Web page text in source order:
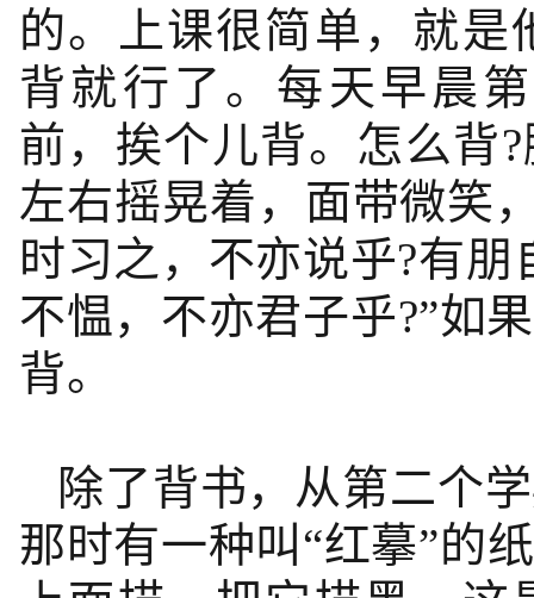
的。上课很简单，就是
背就行了。每天早晨
前，挨个儿背。怎么背
左右摇晃着，面带微笑
时习之，不亦说乎?有
不愠，不亦君子乎?”如
背。
除了背书，从第二个
那时有一种叫“红摹”的